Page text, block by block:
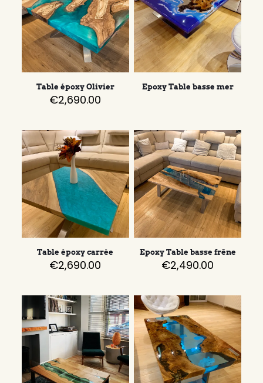
Table époxy Olivier
€2,690.00
Epoxy Table basse mer
Table époxy carrée
€2,690.00
Epoxy Table basse frêne
€2,490.00